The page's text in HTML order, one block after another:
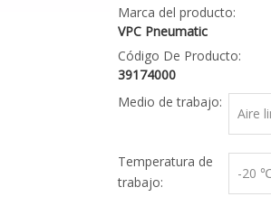
Marca del producto:
VPC Pneumatic
Código De Producto:
39174000
Medio de trabajo:
Aire
Temperatura de
trabajo:
-20